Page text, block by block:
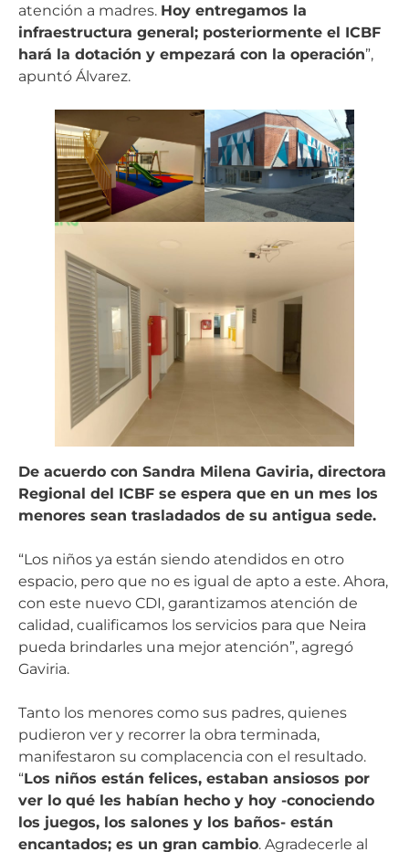
atención a madres. Hoy entregamos la
infraestructura general; posteriormente el ICBF
hará la dotación y empezará con la operación”,
apuntó Álvarez.
De acuerdo con Sandra Milena Gaviria, directora
Regional del ICBF se espera que en un mes los
menores sean trasladados de su antigua sede.
“Los niños ya están siendo atendidos en otro
espacio, pero que no es igual de apto a este. Ahora,
con este nuevo CDI, garantizamos atención de
calidad, cualificamos los servicios para que Neira
pueda brindarles una mejor atención”, agregó
Gaviria.
Tanto los menores como sus padres, quienes
pudieron ver y recorrer la obra terminada,
manifestaron su complacencia con el resultado.
“Los niños están felices, estaban ansiosos por
ver lo qué les habían hecho y hoy -conociendo
los juegos, los salones y los baños- están
encantados; es un gran cambio. Agradecerle al